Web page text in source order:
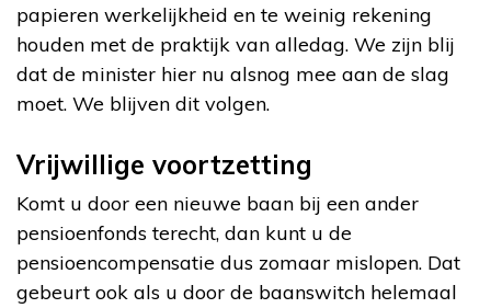
papieren werkelijkheid en te weinig rekening
houden met de praktijk van alledag. We zijn blij
dat de minister hier nu alsnog mee aan de slag
moet. We blijven dit volgen.
Vrijwillige voortzetting
Komt u door een nieuwe baan bij een ander
pensioenfonds terecht, dan kunt u de
pensioencompensatie dus zomaar mislopen. Dat
gebeurt ook als u door de baanswitch helemaal